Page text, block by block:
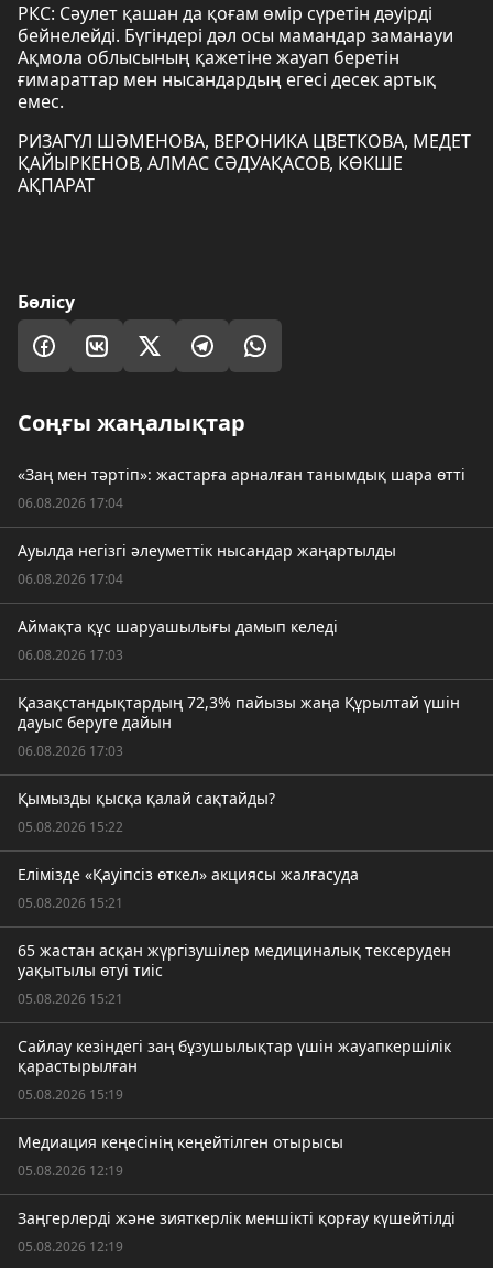
РКС: Сәулет қашан да қоғам өмір сүретін дәуірді
бейнелейді. Бүгіндері дәл осы мамандар заманауи
Ақмола облысының қажетіне жауап беретін
ғимараттар мен нысандардың егесі десек артық
емес.
РИЗАГҮЛ ШӘМЕНОВА, ВЕРОНИКА ЦВЕТКОВА, МЕДЕТ
ҚАЙЫРКЕНОВ, АЛМАС СӘДУАҚАСОВ, КӨКШЕ
АҚПАРАТ
Бөлісу
Соңғы жаңалықтар
«Заң мен тәртіп»: жастарға арналған танымдық шара өтті
06.08.2026 17:04
Ауылда негізгі әлеуметтік нысандар жаңартылды
06.08.2026 17:04
Аймақта құс шаруашылығы дамып келеді
06.08.2026 17:03
Қазақстандықтардың 72,3% пайызы жаңа Құрылтай үшін
дауыс беруге дайын
06.08.2026 17:03
Қымызды қысқа қалай сақтайды?
05.08.2026 15:22
Елімізде «Қауіпсіз өткел» акциясы жалғасуда
05.08.2026 15:21
65 жастан асқан жүргізушілер медициналық тексеруден
уақытылы өтуі тиіс
05.08.2026 15:21
Сайлау кезіндегі заң бұзушылықтар үшін жауапкершілік
қарастырылған
05.08.2026 15:19
Медиация кеңесінің кеңейтілген отырысы
05.08.2026 12:19
Заңгерлерді және зияткерлік меншікті қорғау күшейтілді
05.08.2026 12:19